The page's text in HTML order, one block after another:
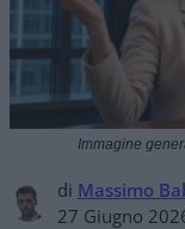
di Massimo
27 Giugno
Immagine